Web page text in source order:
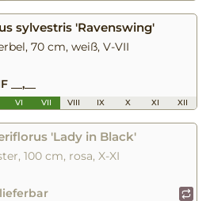
sylvestris 'Ravenswing'
70 cm, weiß, V-VII
__,__
VI VII VIII IX X XI XII
'Lady in Black'
100 cm, rosa, X-XI